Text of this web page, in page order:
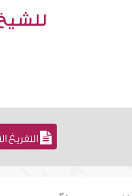
التفريغ